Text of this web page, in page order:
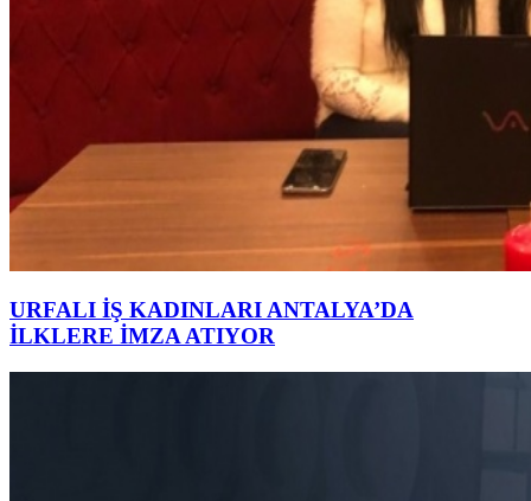
URFALI İŞ KADINLARI ANTALYA’DA
İLKLERE İMZA ATIYOR